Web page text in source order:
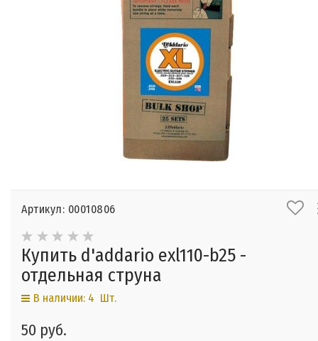
Артикул: 00010806
Купить d'addario exl110-b25 -
отдельная струна
В наличии: 4 Шт.
50 руб.